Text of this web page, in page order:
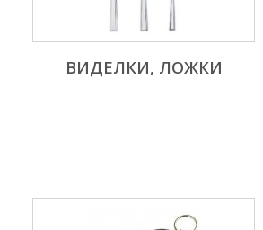
ВИДЕЛКИ, ЛОЖКИ